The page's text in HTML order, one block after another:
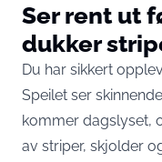
Ser rent ut
dukker
Du har sikkert
Speilet ser
kommer dagslyset,
av striper, skjolder